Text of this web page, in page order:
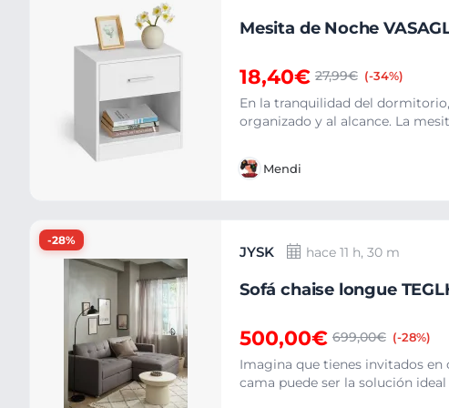
Mesita de Noche
18,40€ 27,99€ (-34%)
En la tranquilidad del
organizado y al alcance. La
Mendi
-28%
JYSK hace 11 h, 30 m
Sofá chaise longue
500,00€ 699,00€ (-28%)
Imagina que tienes invitados en
cama puede ser la solución